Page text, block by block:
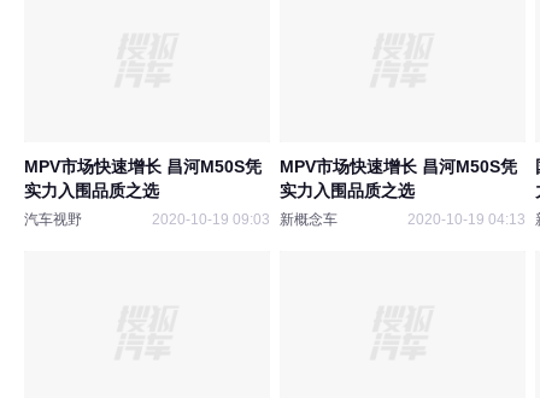
MPV市场快速增长 昌河M50S凭
实力入围品质之选
汽车视野 2020-10-19 09:03
MPV市场快速增长 昌河M50S凭
实力入围品质之选
新概念车 2020-10-19 04:13